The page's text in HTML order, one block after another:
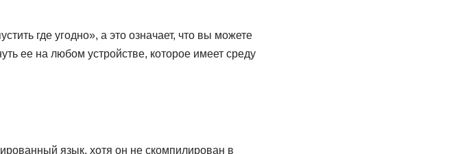
где угодно», а это означает, что вы можете
ее на любом устройстве, которое имеет среду
язык, хотя он не скомпилирован в